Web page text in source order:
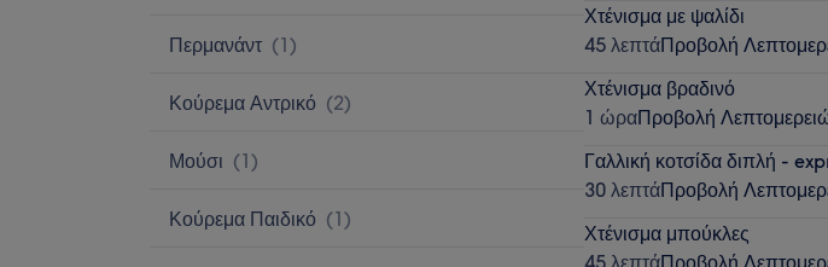
Περμανάντ (1)
Κούρεμα Αντρικό (2)
Μούσι (1)
Κούρεμα Παιδικό (1)
Χτένισμα με ψαλίδι
45 λεπτάΠροβολή
Χτένισμα βραδινό
1 ώραΠροβολή
Γαλλική κοτσίδα διπλή -
30 λεπτάΠροβολή
Χτένισμα μπούκλες
45 λεπτάΠροβολή